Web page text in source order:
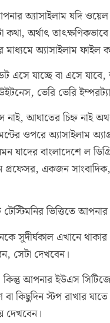
অ্যাসাইলাম যদি
অর্থাৎ
অ্যাসাইলাম ফাইল
এসে যাচ্ছে বা এসে
ভেরি ভেরি
আঘাতের চিহ্ন নাই
ওপরে অ্যাসাইলাম
যাদের বাংলাদেশে ল
একজন সাংবাদিক,
ভিত্তিতে
সুদীর্ঘকাল এখানে
সেটা দেখবেন।
আপনার ইউএস
বা কিছুদিন স্টপ রাখার
দেখবেন।